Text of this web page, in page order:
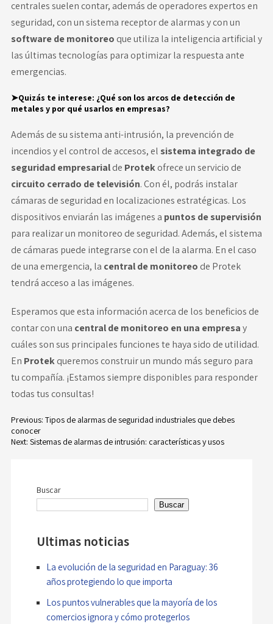
centrales suelen contar, además de operadores expertos en
seguridad, con un sistema receptor de alarmas y con un
software de monitoreo que utiliza la inteligencia artificial y
las últimas tecnologías para optimizar la respuesta ante
emergencias.
➤Quizás te interese: ¿Qué son los arcos de detección de
metales y por qué usarlos en empresas?
Además de su sistema anti-intrusión, la prevención de
incendios y el control de accesos, el sistema integrado de
seguridad empresarialde Protekofrece un servicio de
circuito cerrado de televisión. Con él, podrás instalar
cámaras de seguridad en localizaciones estratégicas. Los
dispositivos enviarán las imágenes a puntos de supervisión
para realizar un monitoreo de seguridad.Además, el sistema
de cámaras puede integrarse con el de la alarma. En el caso
de una emergencia, la central de monitoreo de Protek
tendrá acceso a las imágenes.
Esperamos que esta información acerca de los beneficios de
contar con una central de monitoreo en una empresay
cuáles son sus principales funciones te haya sido de utilidad.
En Protekqueremos construir un mundo más seguro para
tu compañía. ¡Estamos siempre disponibles para responder
todas tus consultas!
Navegación
entradas
Previous: Tipos de alarmas de seguridad industriales que debes
conocer
Next: Sistemas de alarmas de intrusión: características y usos
Buscar
Buscar
Ultimas noticias
La evolución de la seguridad en Paraguay: 36
años protegiendo lo que importa
Los puntos vulnerables que la mayoría de los
comercios ignora y cómo protegerlos